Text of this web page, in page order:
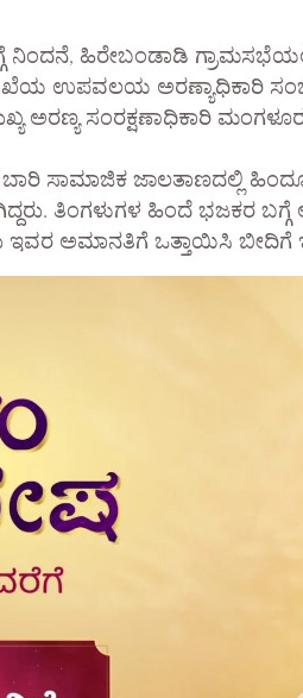
ನಿಂದನೆ, ಹಿರೇಬಂಡಾಡಿ
ಉಪವಲಯ ಅರಣ್ಯಾಧಿಕಾರಿ
ಅರಣ್ಯ ಸಂರಕ್ಷಣಾಧಿಕಾರಿ
ಸಾಮಾಜಿಕ ಜಾಲತಾಣದಲ್ಲಿ
ತಿಂಗಳುಗಳ ಹಿಂದೆ ಭಜಕರ ಬಗ್ಗೆ
ಇವರ ಅಮಾನತಿಗೆ ಒತ್ತಾಯಿಸಿ ಬೀದಿಗೆ